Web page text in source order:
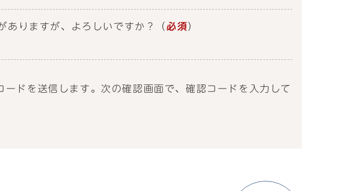
りますが、よろしいですか？ （ 必須 ）
ドを送信します。次の確認画面で、確認コードを入力して